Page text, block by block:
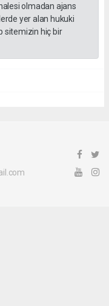
olmadan ajans
yer alan hukuki
sitemizin hiç bir